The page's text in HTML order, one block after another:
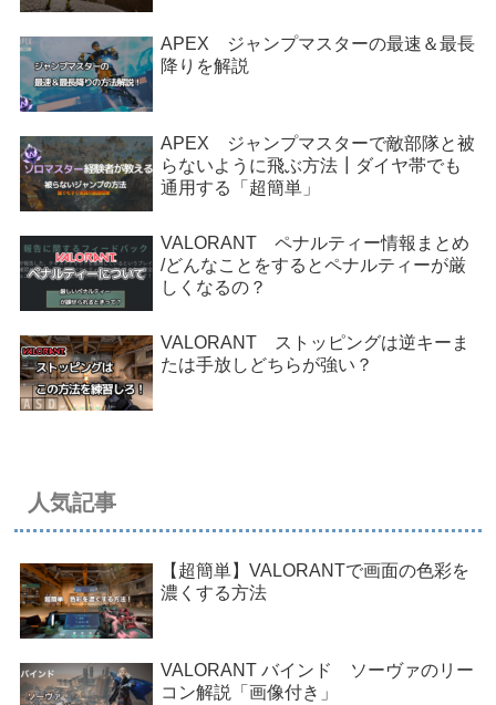
APEX ジャンプマスターの最速＆最長
降りを解説
APEX ジャンプマスターで敵部隊と被
らないように飛ぶ方法┃ダイヤ帯でも
通用する「超簡単」
VALORANT ペナルティー情報まとめ
/どんなことをするとペナルティーが厳
しくなるの？
VALORANT ストッピングは逆キーま
たは手放しどちらが強い？
人気記事
【超簡単】VALORANTで画面の色彩を
濃くする方法
VALORANT バインド ソーヴァのリー
コン解説「画像付き」